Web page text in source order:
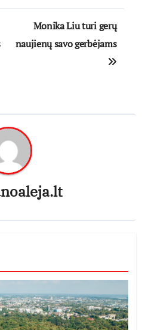
Monika Liu turi gerų
naujienų savo gerbėjams